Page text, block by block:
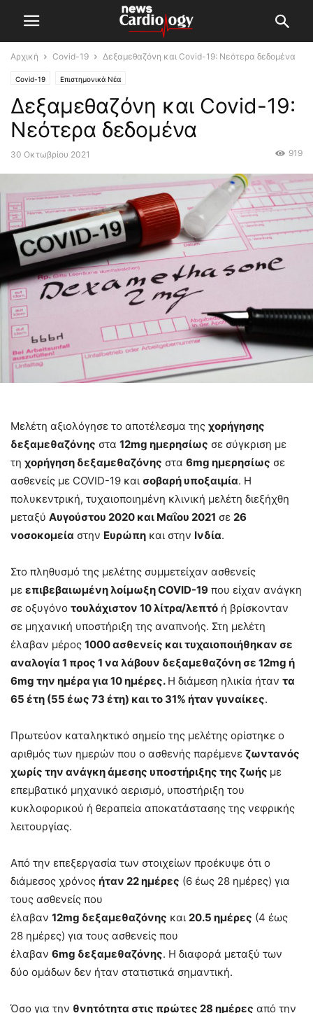
Αρχική Covid-19 Δεξαμεθαζόνη και Covid-19: Νεότερα δεδομένα
Covid-19 Επιστημονικά Νέα
Δεξαμεθαζόνη και Covid-19:
Νεότερα δεδομένα
30 Οκτωβρίου 2021 919
Μελέτη αξιολόγησε το αποτέλεσμα της χορήγησης
δεξαμεθαζόνης στα 12mg ημερησίως σε σύγκριση με
τη χορήγηση δεξαμεθαζόνης στα 6mg ημερησίως σε
ασθενείς με COVID-19 και σοβαρή υποξαιμία. Η
πολυκεντρική, τυχαιοποιημένη κλινική μελέτη διεξήχθη
μεταξύ Αυγούστου 2020 και Μαΐου 2021 σε 26
νοσοκομεία στην Ευρώπη και στην Ινδία.
Στο πληθυσμό της μελέτης συμμετείχαν ασθενείς
με επιβεβαιωμένη λοίμωξη COVID-19 που είχαν ανάγκη
σε οξυγόνο τουλάχιστον 10 λίτρα/λεπτό ή βρίσκονταν
σε μηχανική υποστήριξη της αναπνοής. Στη μελέτη
έλαβαν μέρος 1000 ασθενείς και τυχαιοποιήθηκαν σε
αναλογία 1 προς 1 να λάβουν δεξαμεθαζόνη σε 12mg ή
6mg την ημέρα για 10 ημέρες. Η διάμεση ηλικία ήταν τα
65 έτη (55 έως 73 έτη) και το 31% ήταν γυναίκες.
Πρωτεύον καταληκτικό σημείο της μελέτης ορίστηκε ο
αριθμός των ημερών που ο ασθενής παρέμενε ζωντανός
χωρίς την ανάγκη άμεσης υποστήριξης της ζωής με
επεμβατικό μηχανικό αερισμό, υποστήριξη του
κυκλοφορικού ή θεραπεία αποκατάστασης της νεφρικής
λειτουργίας.
Από την επεξεργασία των στοιχείων προέκυψε ότι ο
διάμεσος χρόνος ήταν 22 ημέρες (6 έως 28 ημέρες) για
τους ασθενείς που
έλαβαν 12mg δεξαμεθαζόνης και 20.5 ημέρες (4 έως
28 ημέρες) για τους ασθενείς που
έλαβαν 6mg δεξαμεθαζόνης. Η διαφορά μεταξύ των
δύο ομάδων δεν ήταν στατιστικά σημαντική.
Όσο για την θνητότητα στις πρώτες 28 ημέρες από την